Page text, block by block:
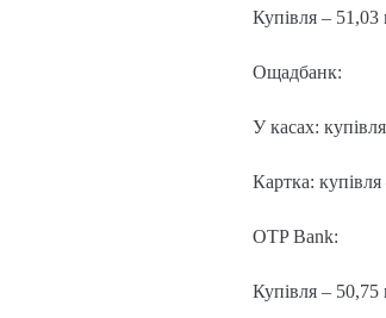
Купівля –
Ощадбанк:
У касах:
Картка:
OTP Bank:
Купівля – 50,75